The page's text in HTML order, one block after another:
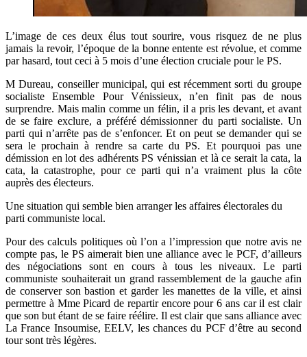
L’image de ces deux élus tout sourire, vous risquez de ne plus
jamais la revoir, l’époque de la bonne entente est révolue, et comme
par hasard, tout ceci à 5 mois d’une élection cruciale pour le PS.
M Dureau, conseiller municipal, qui est récemment sorti du groupe
socialiste Ensemble Pour Vénissieux, n’en finit pas de nous
surprendre. Mais malin comme un félin, il a pris les devant, et avant
de se faire exclure, a préféré démissionner du parti socialiste. Un
parti qui n’arrête pas de s’enfoncer. Et on peut se demander qui se
sera le prochain à rendre sa carte du PS. Et pourquoi pas une
démission en lot des adhérents PS vénissian et là ce serait la cata, la
cata, la catastrophe, pour ce parti qui n’a vraiment plus la côte
auprès des électeurs.
Une situation qui semble bien arranger les affaires électorales du
parti communiste local.
Pour des calculs politiques où l’on a l’impression que notre avis ne
compte pas, le PS aimerait bien une alliance avec le PCF, d’ailleurs
des négociations sont en cours à tous les niveaux. Le parti
communiste souhaiterait un grand rassemblement de la gauche afin
de conserver son bastion et garder les manettes de la ville, et ainsi
permettre à Mme Picard de repartir encore pour 6 ans car il est clair
que son but étant de se faire réélire. Il est clair que sans alliance avec
La France Insoumise, EELV, les chances du PCF d’être au second
tour sont très légères.